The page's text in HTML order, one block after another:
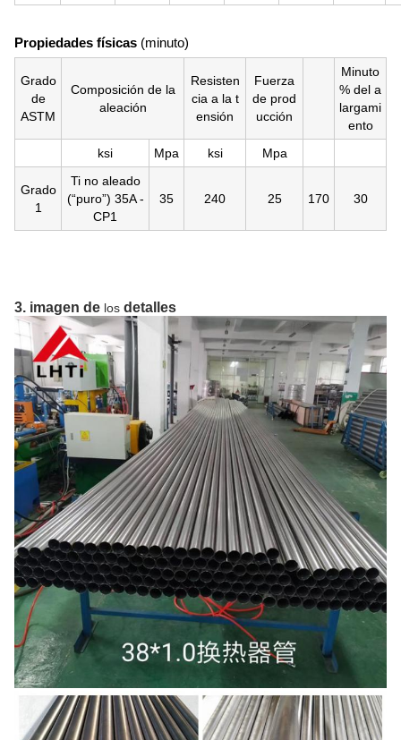
Propiedades físicas (minuto)
Grado
de
ASTM
Composición de la
aleación
Resisten
cia a la t
ensión
Fuerza
de prod
ucción
Minuto
% del a
largami
ento
ksi
Mpa ksi Mpa
Grado
1
Ti no aleado
(“puro”) 35A -
CP1
35 240 25 170 30
3. imagen de los detalles